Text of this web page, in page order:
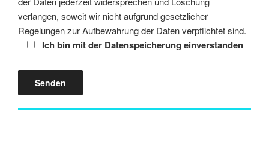
verlangen, soweit wir nicht aufgrund gesetzlicher
Regelungen zur Aufbewahrung der Daten verpflichtet sind.
Ich bin mit der Datenspeicherung einverstanden